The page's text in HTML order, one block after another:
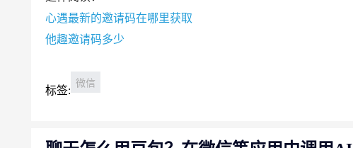
心遇最新的邀请码在哪里获取
他趣邀请码多少
标签:
微信